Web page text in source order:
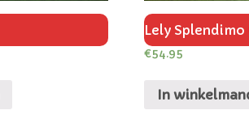
Lely Splendimo
€54.95
In